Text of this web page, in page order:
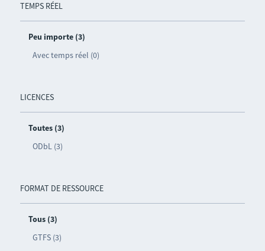
TEMPS RÉEL
Peu importe (3)
Avec temps réel (0)
LICENCES
Toutes (3)
ODbL (3)
FORMAT DE RESSOURCE
Tous (3)
GTFS (3)